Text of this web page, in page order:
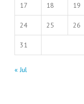
17 18 19
24 25 26
31
« Jul